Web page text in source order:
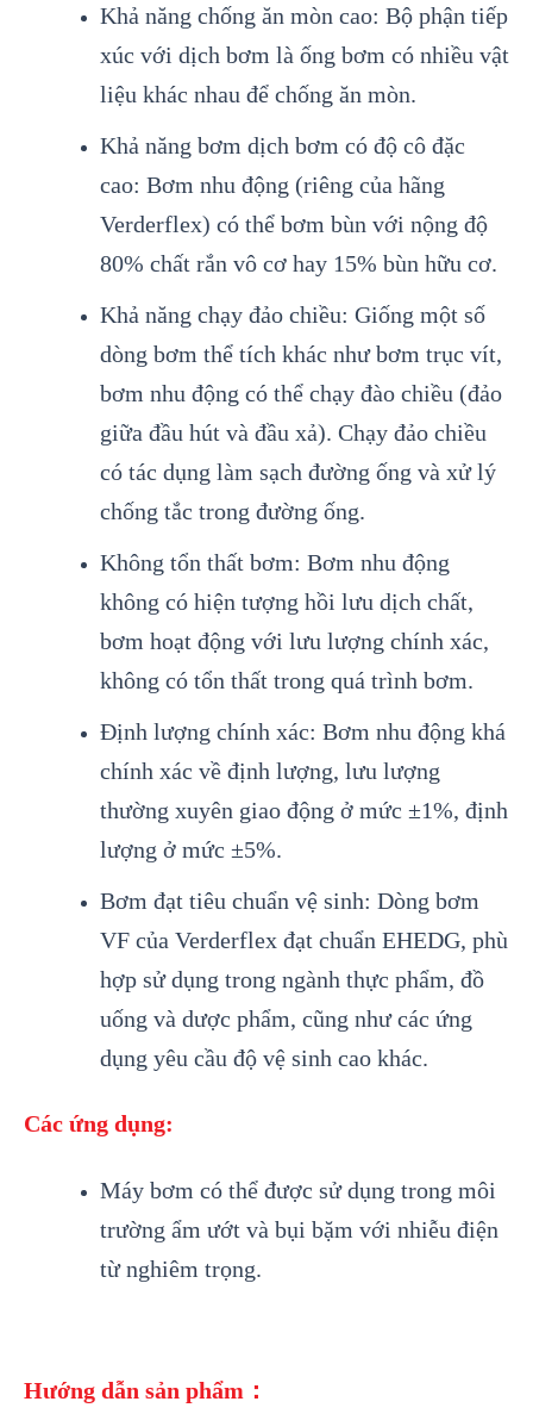
Khả năng chống ăn mòn cao: Bộ phận tiếp
xúc với dịch bơm là ống bơm có nhiều vật
liệu khác nhau để chống ăn mòn.
Khả năng bơm dịch bơm có độ cô đặc
cao: Bơm nhu động (riêng của hãng
Verderflex) có thể bơm bùn với nộng độ
80% chất rắn vô cơ hay 15% bùn hữu cơ.
Khả năng chạy đảo chiều: Giống một số
dòng bơm thể tích khác như bơm trục vít,
bơm nhu động có thể chạy đào chiều (đảo
giữa đầu hút và đầu xả). Chạy đảo chiều
có tác dụng làm sạch đường ống và xử lý
chống tắc trong đường ống.
Không tổn thất bơm: Bơm nhu động
không có hiện tượng hồi lưu dịch chất,
bơm hoạt động với lưu lượng chính xác,
không có tổn thất trong quá trình bơm.
Định lượng chính xác: Bơm nhu động khá
chính xác về định lượng, lưu lượng
thường xuyên giao động ở mức ±1%, định
lượng ở mức ±5%.
Bơm đạt tiêu chuẩn vệ sinh: Dòng bơm
VF của Verderflex đạt chuẩn EHEDG, phù
hợp sử dụng trong ngành thực phẩm, đồ
uống và dược phẩm, cũng như các ứng
dụng yêu cầu độ vệ sinh cao khác.
Các ứng dụng:
Máy bơm có thể được sử dụng trong môi
trường ẩm ướt và bụi bặm với nhiễu điện
từ nghiêm trọng.
Hướng dẫn sản phẩm：